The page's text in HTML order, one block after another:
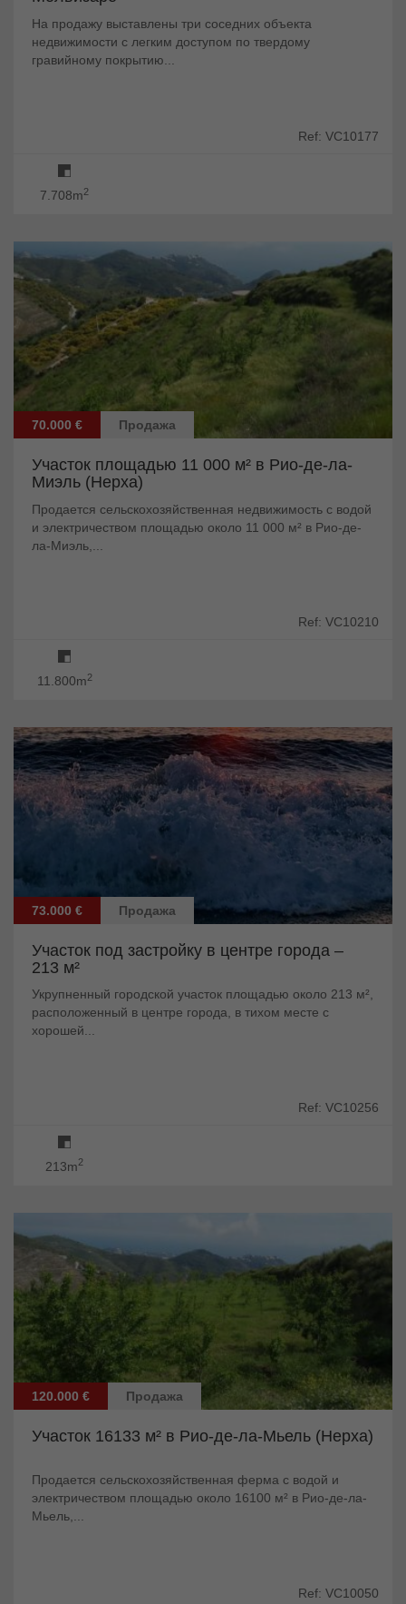
На продажу выставлены три соседних объекта
недвижимости с легким доступом по твердому
гравийному покрытию...
Ref: VC10177
7.708m2
70.000 € Продажа
Участок площадью 11 000 м² в Рио-де-ла-
Миэль (Нерха)
Продается сельскохозяйственная недвижимость с водой
и электричеством площадью около 11 000 м² в Рио-де-
ла-Миэль,...
Ref: VC10210
11.800m2
73.000 € Продажа
Участок под застройку в центре города –
213 м²
Укрупненный городской участок площадью около 213 м²,
расположенный в центре города, в тихом месте с
хорошей...
Ref: VC10256
213m2
120.000 € Продажа
Участок 16133 м² в Рио-де-ла-Мьель (Нерха)
Продается сельскохозяйственная ферма с водой и
электричеством площадью около 16100 м² в Рио-де-ла-
Мьель,...
Ref: VC10050